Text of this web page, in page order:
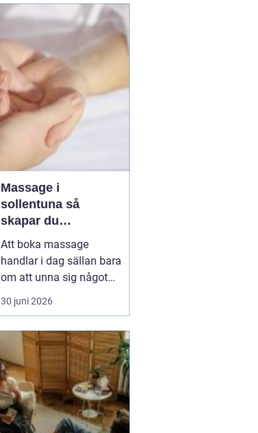
värken blir för stor eller
när stressnivån är
ohållbar. Men massage
kan vara lika mycket
förebyggande som
behandlande. Med rät...
Massage i
sollentuna så
skapar du
återhämtning i
vardagen
Att boka massage
handlar i dag sällan bara
om att unna sig något
skönt. Allt fler i
Sollentuna söker
värk, sömnproblem och
långvarig trötthet. Rätt
typ av massage kan
hjälpa både kroppen och
hjärnan att varva ner,
lindra smärta...
30 juni 2026